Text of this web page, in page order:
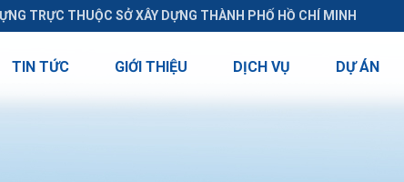
TRỰC THUỘC SỞ XÂY DỰNG THÀNH PHỐ HỒ CHÍ MINH
TIN TỨC GIỚI THIỆU DỊCH VỤ DỰ ÁN